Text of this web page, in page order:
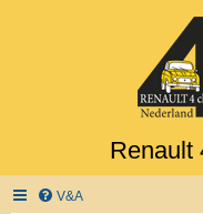
Renault
V&A